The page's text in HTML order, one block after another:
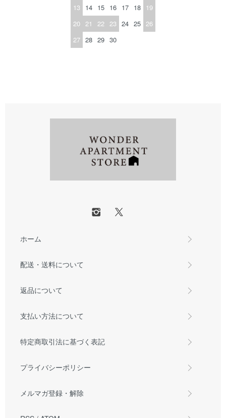
13
14 15 16 17 18
19
20 21 22 23 24 25 26
27 28 29 30
ホーム
配送・送料について
返品について
支払い方法について
特定商取引法に基づく表記
プライバシーポリシー
メルマガ登録・解除